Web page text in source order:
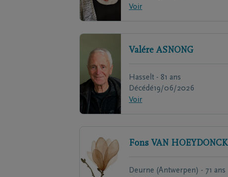
Voir
Valére ASNONG
Hasselt - 81 ans
Décédé19/06/2026
Voir
Fons VAN HOEYDONCK
Deurne (Antwerpen) - 71 ans